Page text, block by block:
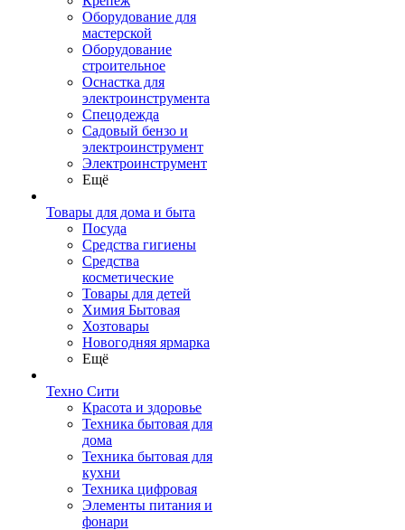
Оборудование для
мастерской
Оборудование
строительное
Оснастка для
электроинструмента
Спецодежда
Садовый бензо и
электроинструмент
Электроинструмент
Ещё
Товары для дома и быта
Посуда
Средства гигиены
Средства
косметические
Товары для детей
Химия Бытовая
Хозтовары
Новогодняя ярмарка
Ещё
Техно Сити
Красота и здоровье
Техника бытовая для
дома
Техника бытовая для
кухни
Техника цифровая
Элементы питания и
фонари